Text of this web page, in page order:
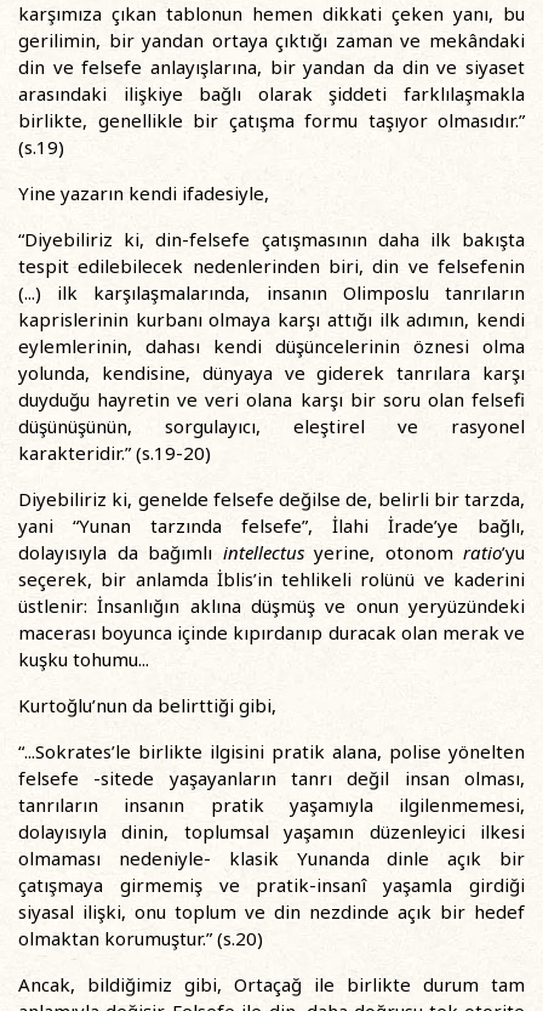
karşımıza çıkan tablonun hemen dikkati çeken yanı, bu
gerilimin, bir yandan ortaya çıktığı zaman ve mekândaki
din ve felsefe anlayışlarına, bir yandan da din ve siyaset
arasındaki ilişkiye bağlı olarak şiddeti farklılaşmakla
birlikte, genellikle bir çatışma formu taşıyor olmasıdır.”
(s.19)
Yine yazarın kendi ifadesiyle,
“Diyebiliriz ki, din-felsefe çatışmasının daha ilk bakışta
tespit edilebilecek nedenlerinden biri, din ve felsefenin
(...) ilk karşılaşmalarında, insanın Olimposlu tanrıların
kaprislerinin kurbanı olmaya karşı attığı ilk adımın, kendi
eylemlerinin, dahası kendi düşüncelerinin öznesi olma
yolunda, kendisine, dünyaya ve giderek tanrılara karşı
duyduğu hayretin ve veri olana karşı bir soru olan felsefi
düşünüşünün, sorgulayıcı, eleştirel ve rasyonel
karakteridir.” (s.19-20)
Diyebiliriz ki, genelde felsefe değilse de, belirli bir tarzda,
yani “Yunan tarzında felsefe”, İlahi İrade’ye bağlı,
dolayısıyla da bağımlı intellectusyerine, otonom ratio’yu
seçerek, bir anlamda İblis’in tehlikeli rolünü ve kaderini
üstlenir: İnsanlığın aklına düşmüş ve onun yeryüzündeki
macerası boyunca içinde kıpırdanıp duracak olan merak ve
kuşku tohumu...
Kurtoğlu’nun da belirttiği gibi,
“...Sokrates’le birlikte ilgisini pratik alana, polise yönelten
felsefe -sitede yaşayanların tanrı değil insan olması,
tanrıların insanın pratik yaşamıyla ilgilenmemesi,
dolayısıyla dinin, toplumsal yaşamın düzenleyici ilkesi
olmaması nedeniyle- klasik Yunanda dinle açık bir
çatışmaya girmemiş ve pratik-insanî yaşamla girdiği
siyasal ilişki, onu toplum ve din nezdinde açık bir hedef
olmaktan korumuştur.” (s.20)
Ancak, bildiğimiz gibi, Ortaçağ ile birlikte durum tam